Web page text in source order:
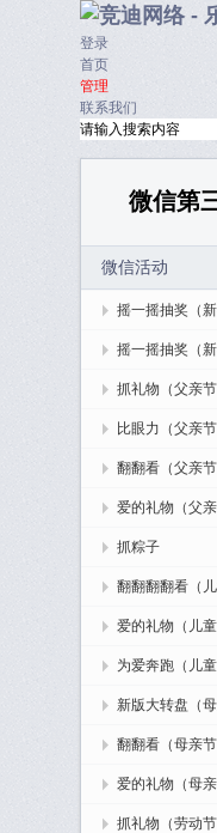
登录
首页
管理
联系我们
微信第
微信活动
摇一摇抽奖（新
摇一摇抽奖（新
抓礼物（父亲节
比眼力（父亲节
翻翻看（父亲节
爱的礼物（父亲
抓粽子
翻翻翻翻看（儿
爱的礼物（儿童
为爱奔跑（儿童
新版大转盘（母
翻翻看（母亲节
爱的礼物（母亲
抓礼物（劳动节